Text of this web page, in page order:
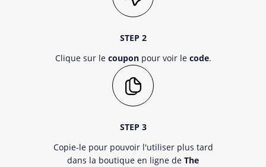
STEP 2
Clique sur le couponpour voir le code.
STEP 3
Copie-le pour pouvoir l'utiliser plus tard
dans la boutique en ligne de The